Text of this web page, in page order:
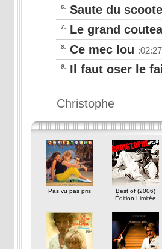
6. Saute du
7. Le grand
8. Ce mec lou :02:27
9. Il faut oser le
Christophe
Pas vu pas pris
Best of (2006)
Édition Limitée